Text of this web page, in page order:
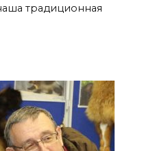
традиционная